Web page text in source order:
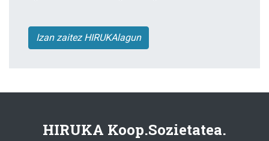
Izan zaitez HIRUKAlagun
HIRUKA Koop.Sozietatea.